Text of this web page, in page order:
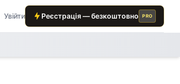
Увійти Реєстрація — безкоштовно PRO